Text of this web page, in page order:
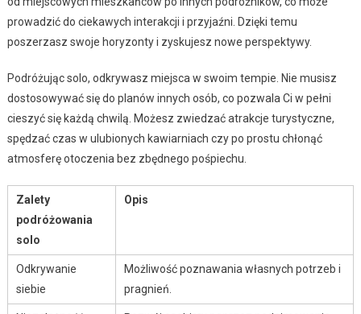
prowadzić do ciekawych interakcji i przyjaźni. Dzięki temu
poszerzasz swoje horyzonty i zyskujesz nowe perspektywy.
Podróżując solo, odkrywasz miejsca w swoim tempie. Nie musisz
dostosowywać się do planów innych osób, co pozwala Ci w pełni
cieszyć się każdą chwilą. Możesz zwiedzać atrakcje turystyczne,
spędzać czas w ulubionych kawiarniach czy po prostu chłonąć
atmosferę otoczenia bez zbędnego pośpiechu.
Zalety
podróżowania
solo
Opis
Odkrywanie
siebie
Możliwość poznawania własnych potrzeb i
pragnień.